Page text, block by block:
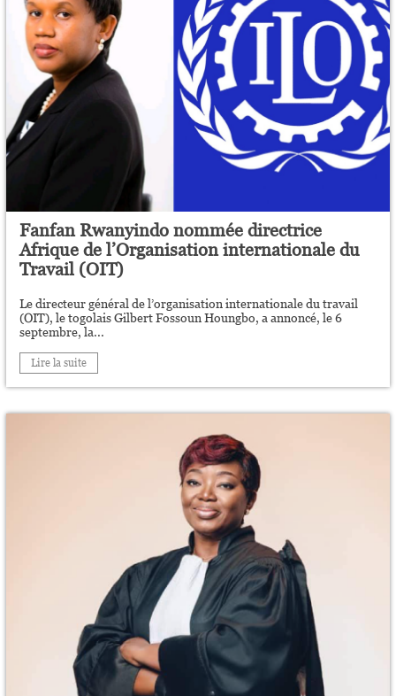
Fanfan Rwanyindo nommée directrice
Afrique de l’Organisation internationale du
Travail (OIT)
Le directeur général de l’organisation internationale du travail
(OIT), le togolais Gilbert Fossoun Houngbo, a annoncé, le 6
septembre, la...
Lire la suite